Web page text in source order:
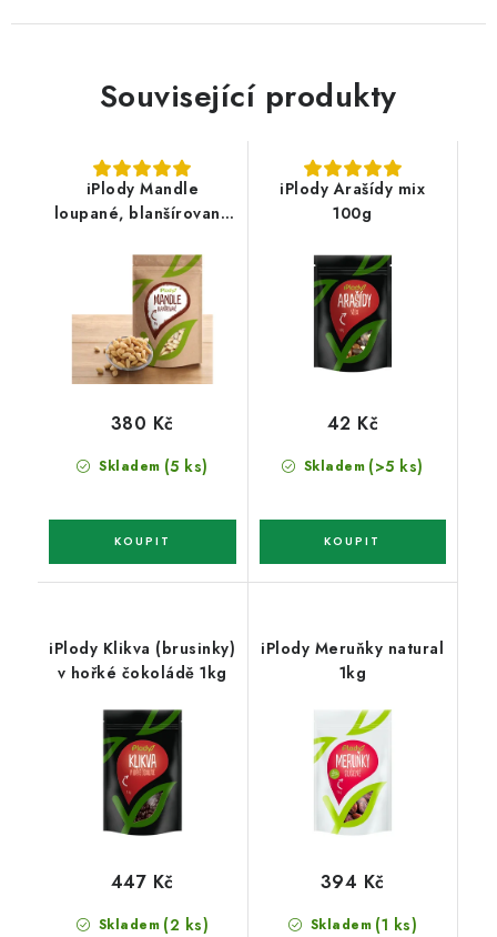
Související produkty
iPlody Mandle
loupané, blanšírované
Skladem (5 ks)
380 Kč
iPlody Arašídy mix
100g
Skladem (>5 ks)
42 Kč
iPlody Klikva (brusinky)
v hořké čokoládě 1kg
Skladem (2 ks)
447 Kč
iPlody Meruňky natural
1kg
Skladem (1 ks)
394 Kč